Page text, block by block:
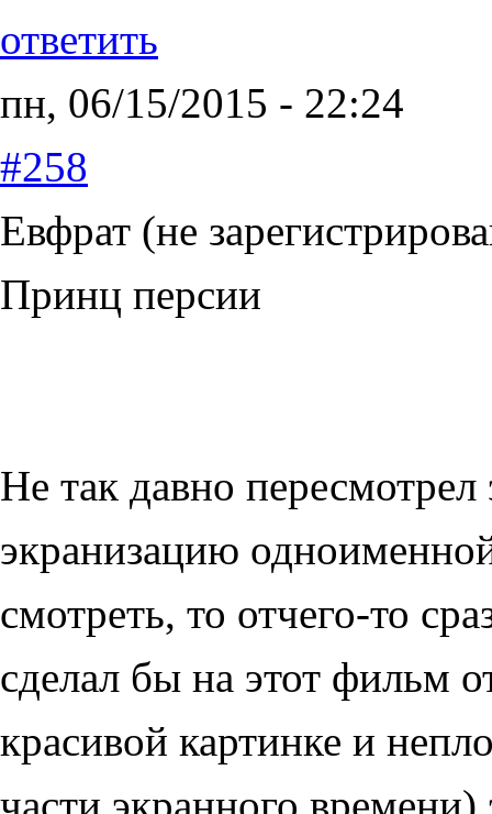
ответить
пн, 06/15/2015 - 22:24
#258
Евфрат (не
Принц персии
Не так давно
экранизацию
смотреть, то отчего-то
сделал бы на этот фильм
красивой картинке и